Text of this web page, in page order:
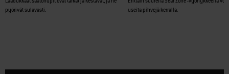
pyörivät sulavasti.
useita pihvejä kerralla.